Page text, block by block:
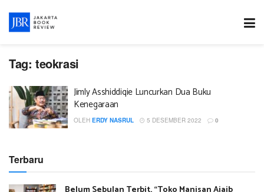
Tag: teokrasi
Jimly Asshiddiqie Luncurkan Dua Buku
Kenegaraan
OLEH ERDY NASRUL 5 DESEMBER 2022 0
Terbaru